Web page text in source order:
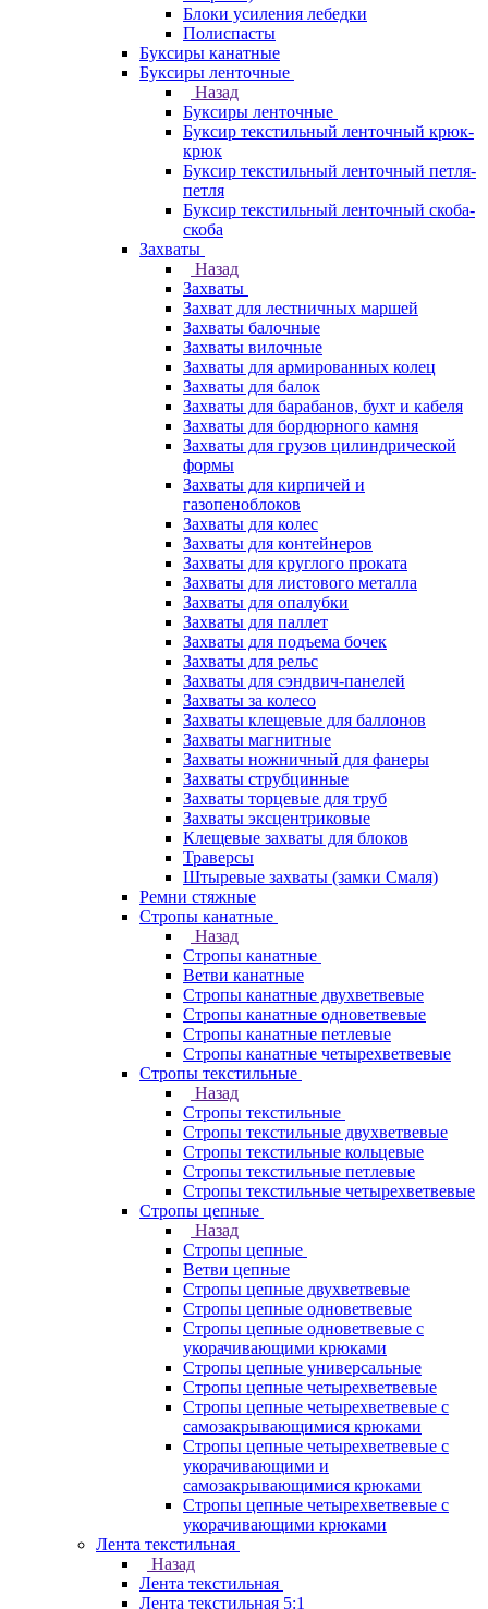
Блоки усиления лебедки
Полиспасты
Буксиры канатные
Буксиры ленточные
Назад
Буксиры ленточные
Буксир текстильный ленточный крюк-
крюк
Буксир текстильный ленточный петля-
петля
Буксир текстильный ленточный скоба-
скоба
Захваты
Назад
Захваты
Захват для лестничных маршей
Захваты балочные
Захваты вилочные
Захваты для армированных колец
Захваты для балок
Захваты для барабанов, бухт и кабеля
Захваты для бордюрного камня
Захваты для грузов цилиндрической
формы
Захваты для кирпичей и
газопеноблоков
Захваты для колес
Захваты для контейнеров
Захваты для круглого проката
Захваты для листового металла
Захваты для опалубки
Захваты для паллет
Захваты для подъема бочек
Захваты для рельс
Захваты для сэндвич-панелей
Захваты за колесо
Захваты клещевые для баллонов
Захваты магнитные
Захваты ножничный для фанеры
Захваты струбцинные
Захваты торцевые для труб
Захваты эксцентриковые
Клещевые захваты для блоков
Траверсы
Штыревые захваты (замки Смаля)
Ремни стяжные
Стропы канатные
Назад
Стропы канатные
Ветви канатные
Стропы канатные двухветвевые
Стропы канатные одноветвевые
Стропы канатные петлевые
Стропы канатные четырехветвевые
Стропы текстильные
Назад
Стропы текстильные
Стропы текстильные двухветвевые
Стропы текстильные кольцевые
Стропы текстильные петлевые
Стропы текстильные четырехветвевые
Стропы цепные
Назад
Стропы цепные
Ветви цепные
Стропы цепные двухветвевые
Стропы цепные одноветвевые
Стропы цепные одноветвевые с
укорачивающими крюками
Стропы цепные универсальные
Стропы цепные четырехветвевые
Стропы цепные четырехветвевые с
самозакрывающимися крюками
Стропы цепные четырехветвевые с
укорачивающими и
самозакрывающимися крюками
Стропы цепные четырехветвевые с
укорачивающими крюками
Лента текстильная
Назад
Лента текстильная
Лента текстильная 5:1